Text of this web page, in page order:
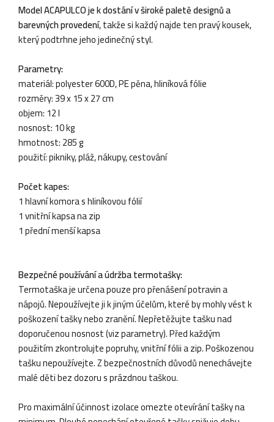
Model ACAPULCO je k dostání v široké paletě designů a
barevných provedení, takže si každý najde ten pravý kousek,
který podtrhne jeho jedinečný styl.
Parametry:
materiál: polyester 600D, PE pěna, hliníková fólie
rozměry: 39 x 15 x 27 cm
objem: 12 l
nosnost: 10 kg
hmotnost: 285 g
použití: pikniky, pláž, nákupy, cestování
Počet kapes:
1 hlavní komora s hliníkovou fólií
1 vnitřní kapsa na zip
1 přední menší kapsa
Bezpečné používání a údržba termotašky:
Termotaška je určena pouze pro přenášení potravin a
nápojů. Nepoužívejte ji k jiným účelům, které by mohly vést k
poškození tašky nebo zranění. Nepřetěžujte tašku nad
doporučenou nosnost (viz parametry). Před každým
použitím zkontrolujte popruhy, vnitřní fólii a zip. Poškozenou
tašku nepoužívejte. Z bezpečnostních důvodů nenechávejte
malé děti bez dozoru s prázdnou taškou.
Pro maximální účinnost izolace omezte otevírání tašky na